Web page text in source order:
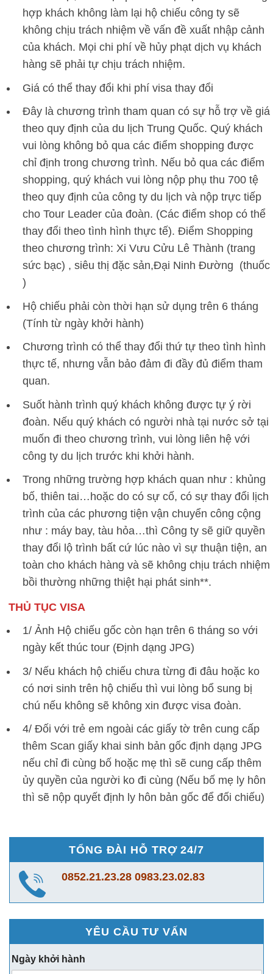
hợp khách không làm lại hộ chiếu công ty sẽ
không chịu trách nhiệm về vấn đề xuất nhập cảnh
của khách. Mọi chi phí về hủy phạt dịch vụ khách
hàng sẽ phải tự chịu trách nhiệm.
Giá có thể thay đổi khi phí visa thay đổi
Đây là chương trình tham quan có sự hỗ trợ về giá
theo quy định của du lịch Trung Quốc. Quý khách
vui lòng không bỏ qua các điểm shopping được
chỉ định trong chương trình. Nếu bỏ qua các điểm
shopping, quý khách vui lòng nộp phụ thu 700 tệ
theo quy định của công ty du lịch và nộp trực tiếp
cho Tour Leader của đoàn. (Các điểm shop có thể
thay đổi theo tình hình thực tế). Điểm Shopping
theo chương trình: Xi Vưu Cửu Lê Thành (trang
sức bạc) , siêu thị đặc sản,Đại Ninh Đường (thuốc
)
Hộ chiếu phải còn thời hạn sử dụng trên 6 tháng
(Tính từ ngày khởi hành)
Chương trình có thể thay đổi thứ tự theo tình hình
thực tế, nhưng vẫn bảo đảm đi đầy đủ điểm tham
quan.
Suốt hành trình quý khách không được tự ý rời
đoàn. Nếu quý khách có người nhà tại nước sở tại
muốn đi theo chương trình, vui lòng liên hệ với
công ty du lịch trước khi khởi hành.
Trong những trường hợp khách quan như : khủng
bố, thiên tai…hoặc do có sự cố, có sự thay đổi lịch
trình của các phương tiện vận chuyển công cộng
như : máy bay, tàu hỏa…thì Công ty sẽ giữ quyền
thay đổi lộ trình bất cứ lúc nào vì sự thuận tiện, an
toàn cho khách hàng và sẽ không chịu trách nhiệm
bồi thường những thiệt hại phát sinh**.
THỦ TỤC VISA
1/ Ảnh Hộ chiếu gốc còn hạn trên 6 tháng so với
ngày kết thúc tour (Định dạng JPG)
3/ Nếu khách hộ chiếu chưa từng đi đâu hoặc ko
có nơi sinh trên hộ chiếu thì vui lòng bổ sung bị
chú nếu không sẽ không xin được visa đoàn.
4/ Đối với trẻ em ngoài các giấy tờ trên cung cấp
thêm Scan giấy khai sinh bản gốc định dạng JPG
nếu chỉ đi cùng bố hoặc mẹ thì sẽ cung cấp thêm
ủy quyền của người ko đi cùng (Nếu bố mẹ ly hôn
thì sẽ nộp quyết định ly hôn bản gốc để đối chiếu)
TỔNG ĐÀI HỖ TRỢ 24/7
0852.21.23.28 0983.23.02.83
YÊU CẦU TƯ VẤN
Ngày khởi hành